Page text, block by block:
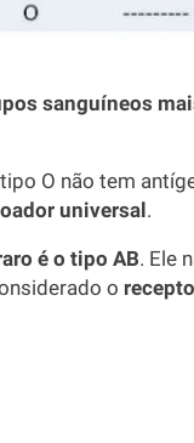
sanguíneos
O não tem
universal.
é o tipo AB. Ele
o